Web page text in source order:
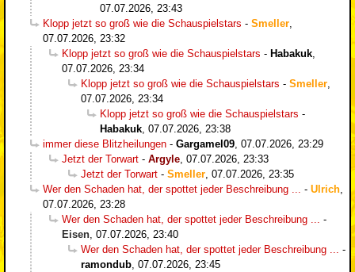
07.07.2026, 23:43
Klopp jetzt so groß wie die Schauspielstars - Smeller
07.07.2026, 23:32
Klopp jetzt so groß wie die Schauspielstars - Habakuk
07.07.2026, 23:34
Klopp jetzt so groß wie die Schauspielstars - Smeller
07.07.2026, 23:34
Klopp jetzt so groß wie die Schauspielstars -
Habakuk 07.07.2026, 23:38
immer diese Blitzheilungen - Gargamel09 07.07.2026, 23:29
Jetzt der Torwart - Argyle 07.07.2026, 23:33
Jetzt der Torwart - Smeller 07.07.2026, 23:35
Wer den Schaden hat, der spottet jeder Beschreibung ...
- Ulrich
07.07.2026, 23:28
Wer den Schaden hat, der spottet jeder Beschreibung ...
-
Eisen 07.07.2026, 23:40
Wer den Schaden hat, der spottet jeder Beschreibung ...
-
ramondub 07.07.2026, 23:45